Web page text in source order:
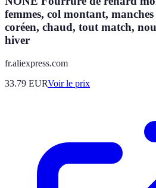
femmes, col montant,
coréen, chaud, tout match,
hiver
fr.aliexpress.com
33.79 EURVoir le prix